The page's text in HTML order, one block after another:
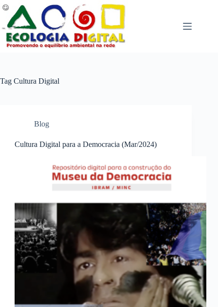
Pular
para
conteúdo
Tag Cultura Digital
Blog
Cultura Digital para a Democracia (Mar/2024)